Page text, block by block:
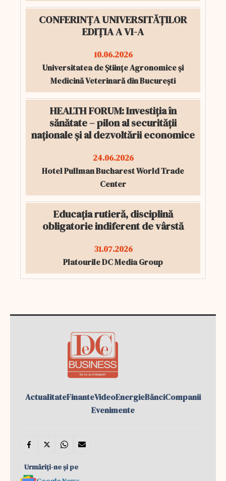
CONFERINȚA UNIVERSITĂȚILOR
EDIȚIA A VI-A
10.06.2026
Universitatea de Științe Agronomice și
Medicină Veterinară din București
HEALTH FORUM: Investiția în
sănătate – pilon al securității
naționale și al dezvoltării economice
24.06.2026
Hotel Pullman Bucharest World Trade
Center
Educația rutieră, disciplină
obligatorie indiferent de vârstă
31.07.2026
Platourile DC Media Group
ActualitateFinanteVideoEnergieBănciCompanii
Evenimente
Urmăriți-ne și pe